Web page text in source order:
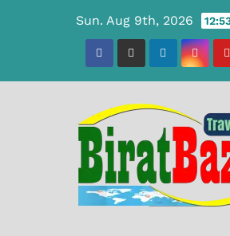
Sun. Aug 9th, 2026